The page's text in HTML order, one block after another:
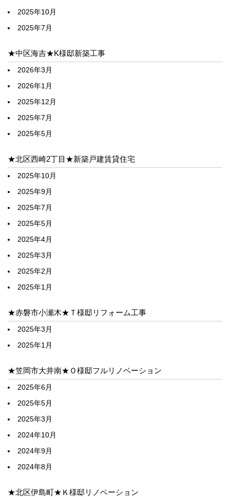
2025年10月
2025年7月
★中区海吉★K様邸新築工事
2026年3月
2026年1月
2025年12月
2025年7月
2025年5月
★北区西崎2丁目★新築戸建賃貸住宅
2025年10月
2025年9月
2025年7月
2025年5月
2025年4月
2025年3月
2025年2月
2025年1月
★赤磐市小瀬木★Ｔ様邸リフォーム工事
2025年3月
2025年1月
★笠岡市大井南★Ｏ様邸フルリノベーション
2025年6月
2025年5月
2025年3月
2024年10月
2024年9月
2024年8月
★北区伊島町★Ｋ様邸リノベーション